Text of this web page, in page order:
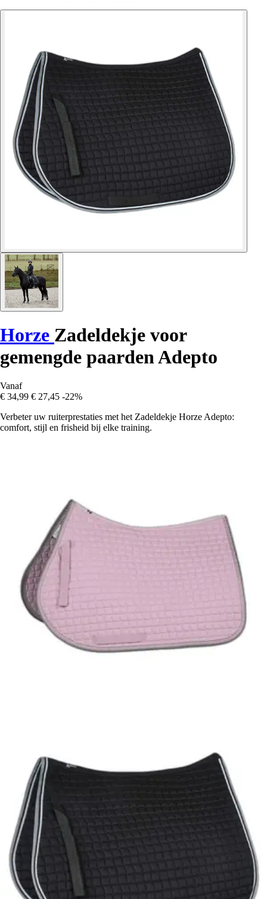
Horze Zadeldekje voor
gemengde paarden Adepto
Vanaf
€ 34,99 € 27,45 -22%
Verbeter uw ruiterprestaties met het Zadeldekje Horze Adepto:
comfort, stijl en frisheid bij elke training.